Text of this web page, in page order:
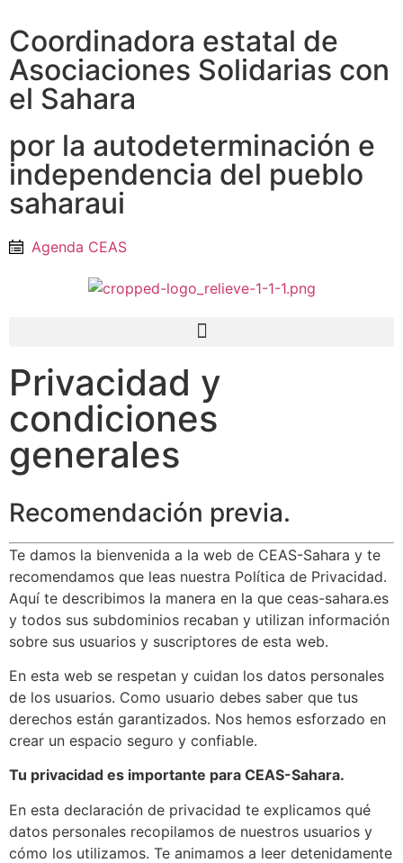
Coordinadora estatal de
Asociaciones Solidarias con
el Sahara
por la autodeterminación e
independencia del pueblo
saharaui
Agenda CEAS
Privacidad y
condiciones
generales
Recomendación previa.
Te damos la bienvenida a la web de CEAS-Sahara y te
recomendamos que leas nuestra Política de Privacidad.
Aquí te describimos la manera en la que ceas-sahara.es
y todos sus subdominios recaban y utilizan información
sobre sus usuarios y suscriptores de esta web.
En esta web se respetan y cuidan los datos personales
de los usuarios. Como usuario debes saber que tus
derechos están garantizados. Nos hemos esforzado en
crear un espacio seguro y confiable.
Tu privacidad es importante para CEAS-Sahara.
En esta declaración de privacidad te explicamos qué
datos personales recopilamos de nuestros usuarios y
cómo los utilizamos. Te animamos a leer detenidamente